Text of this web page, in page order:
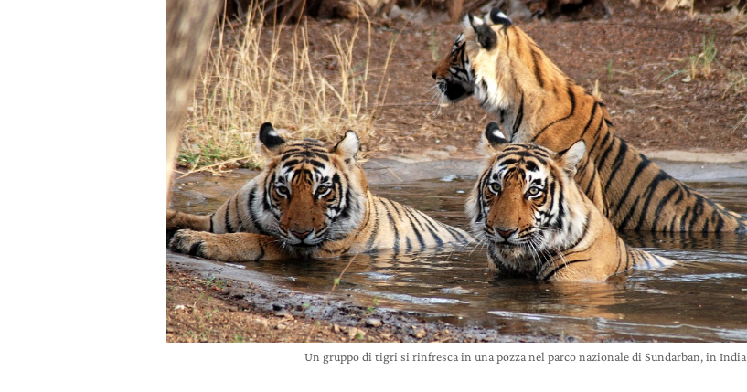
Un gruppo di tigri si rinfresca in una pozza nel parco nazionale di Sundarban, in India